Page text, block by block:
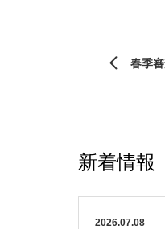
春季
新着情報
2026.07.08